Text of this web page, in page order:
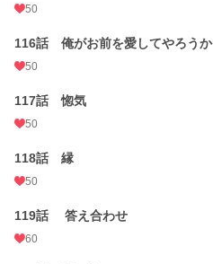
50
116話 俺がお前を愛してやろうか
50
117話 惚気
50
118話 縁
50
119話 答え合わせ
60